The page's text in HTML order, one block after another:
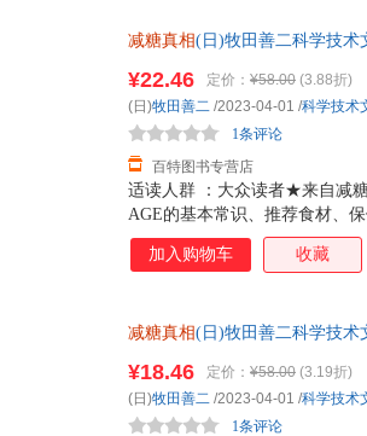
减糖真相(日)牧田善二科学技术
适读人群 ：大众读者★来自减
AGE的基本常识、推荐食材、
眠、情绪不稳定、免疫力低下
二医学博士曾出版《饮食术》
附送书签。
¥22.46 定价： ¥58.00 (3.88折)
百特图书专营店
1条评论
(日)牧田善二 /2023-04-01 /科学技术
加入购物车 收藏
减糖真相(日)牧田善二科学技术
¥18.46 定价： ¥58.00 (3.19折)
1条评论
(日)牧田善二 /2023-04-01 /科学技术